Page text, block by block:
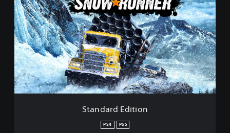
a
n
d
a
r
d
E
d
i
t
Standard Edition
PS4 PS5